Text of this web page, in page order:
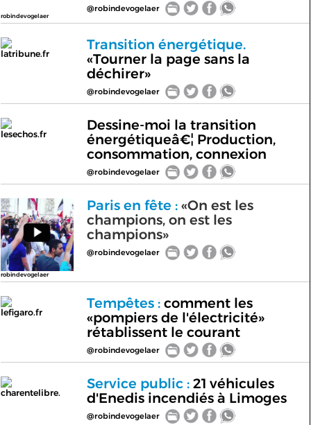
robindevogelaer
@robindevogelaer
latribune.fr
Transition énergétique.
«Tourner la page sans la
déchirer»
@robindevogelaer
lesechos.fr
Dessine-moi la transition
énergétiqueâ€¦ Production,
consommation, connexion
@robindevogelaer
robindevogelaer
Paris en fête :«On est les
champions, on est les
champions»
@robindevogelaer
lefigaro.fr
Tempêtes :comment les
«pompiers de l'électricité»
rétablissent le courant
@robindevogelaer
charentelibre.
Service public :21 véhicules
d'Enedis incendiés à Limoges
@robindevogelaer